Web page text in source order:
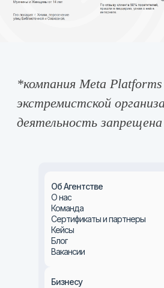
Об Агентстве
О нас
Команда
Сертификаты и партнеры
Кейсы
Блог
Вакансии
Бизнесу